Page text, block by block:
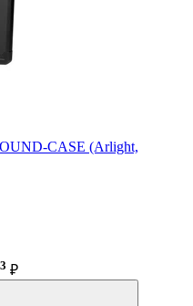
CASE (Arlight,
₽